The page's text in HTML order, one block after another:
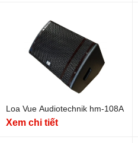
Loa Vue Audiotechnik hm-108A
Xem chi tiết